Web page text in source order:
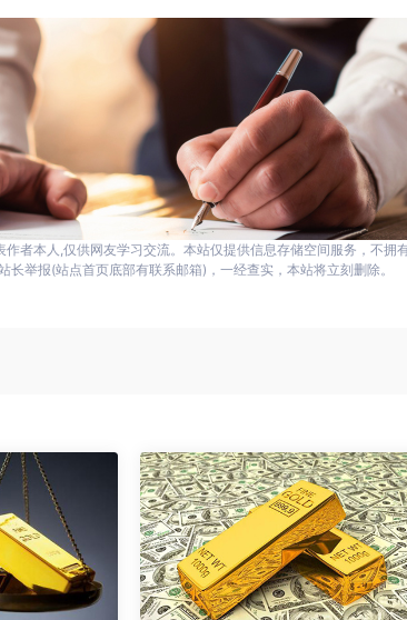
者本人,仅供网友学习交流。本站仅提供信息存储空间服务，不拥
举报(站点首页底部有联系邮箱)，一经查实，本站将立刻删除。